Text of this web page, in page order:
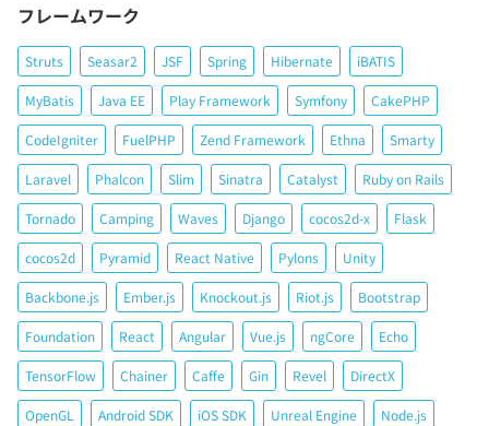
フレームワーク
Struts Seasar2 JSF Spring Hibernate iBATIS
MyBatis Java EE Play Framework Symfony CakePHP
CodeIgniter FuelPHP Zend Framework Ethna Smarty
Laravel Phalcon Slim Sinatra Catalyst Ruby on Rails
Tornado Camping Waves Django cocos2d-x Flask
cocos2d Pyramid React Native Pylons Unity
Backbone.js Ember.js Knockout.js Riot.js Bootstrap
Foundation React Angular Vue.js ngCore Echo
TensorFlow Chainer Caffe Gin Revel DirectX
OpenGL Android SDK iOS SDK Unreal Engine Node.js